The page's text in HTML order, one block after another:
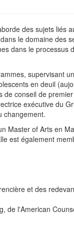
des sujets liés
le domaine des
dans le processus
supervisant
en deuil
conseil de
exécutive du
changement.
Master of Arts en
est également
et des
de l'American